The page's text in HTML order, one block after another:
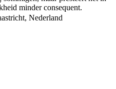
minder consequent.
Nederland